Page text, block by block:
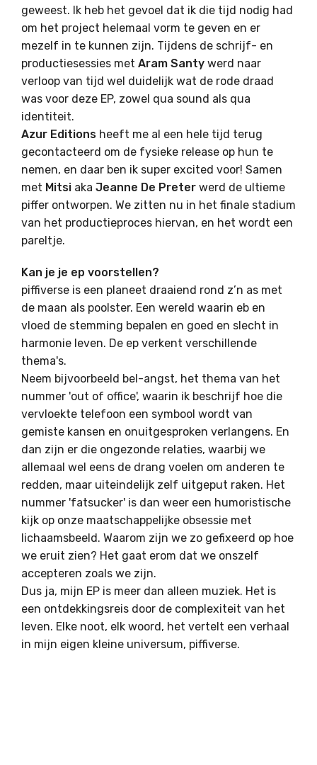
geweest. Ik heb het gevoel dat ik die tijd nodig had
om het project helemaal vorm te geven en er
mezelf in te kunnen zijn. Tijdens de schrijf- en
productiesessies met Aram Santy werd naar
verloop van tijd wel duidelijk wat de rode draad
was voor deze EP, zowel qua sound als qua
identiteit.
Azur Editions heeft me al een hele tijd terug
gecontacteerd om de fysieke release op hun te
nemen, en daar ben ik super excited voor! Samen
met Mitsi aka Jeanne De Preter werd de ultieme
piffer ontworpen. We zitten nu in het finale stadium
van het productieproces hiervan, en het wordt een
pareltje.
Kan je je ep voorstellen?
piffiverse is een planeet draaiend rond z’n as met
de maan als poolster. Een wereld waarin eb en
vloed de stemming bepalen en goed en slecht in
harmonie leven. De ep verkent verschillende
thema's.
Neem bijvoorbeeld bel-angst, het thema van het
nummer 'out of office', waarin ik beschrijf hoe die
vervloekte telefoon een symbool wordt van
gemiste kansen en onuitgesproken verlangens. En
dan zijn er die ongezonde relaties, waarbij we
allemaal wel eens de drang voelen om anderen te
redden, maar uiteindelijk zelf uitgeput raken. Het
nummer 'fatsucker' is dan weer een humoristische
kijk op onze maatschappelijke obsessie met
lichaamsbeeld. Waarom zijn we zo gefixeerd op hoe
we eruit zien? Het gaat erom dat we onszelf
accepteren zoals we zijn.
Dus ja, mijn EP is meer dan alleen muziek. Het is
een ontdekkingsreis door de complexiteit van het
leven. Elke noot, elk woord, het vertelt een verhaal
in mijn eigen kleine universum, piffiverse.